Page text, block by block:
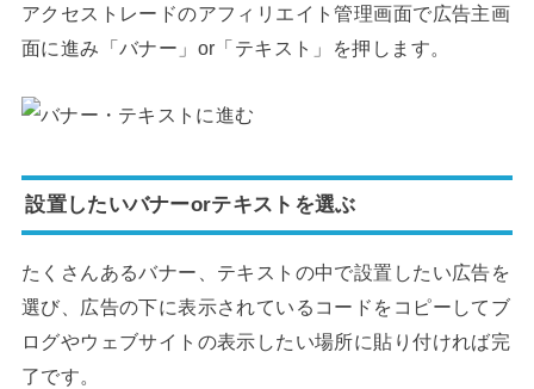
アクセストレードのアフィリエイト管理画面で広告主画
面に進み「バナー」or「テキスト」を押します。
設置したいバナーorテキストを選ぶ
たくさんあるバナー、テキストの中で設置したい広告を
選び、広告の下に表示されているコードをコピーしてブ
ログやウェブサイトの表示したい場所に貼り付ければ完
了です。